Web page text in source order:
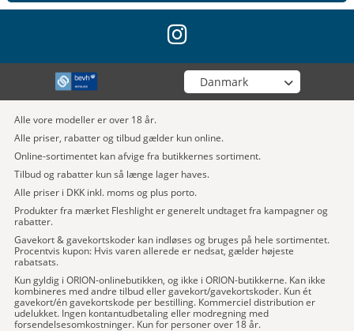
instagram
Vælg din butik
Alle vore modeller er over 18 år.
Alle priser, rabatter og tilbud gælder kun online.
Online-sortimentet kan afvige fra butikkernes sortiment.
Tilbud og rabatter kun så længe lager haves.
Alle priser i DKK inkl. moms og plus porto.
Produkter fra mærket Fleshlight er generelt undtaget fra kampagner og
rabatter.
Gavekort & gavekortskoder kan indløses og bruges på hele sortimentet.
Procentvis kupon: Hvis varen allerede er nedsat, gælder højeste
rabatsats.
Kun gyldig i ORION-onlinebutikken, og ikke i ORION-butikkerne. Kan ikke
kombineres med andre tilbud eller gavekort/gavekortskoder. Kun ét
gavekort/én gavekortskode per bestilling. Kommerciel distribution er
udelukket. Ingen kontantudbetaling eller modregning med
forsendelsesomkostninger. Kun for personer over 18 år.